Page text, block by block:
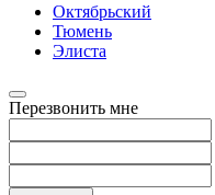
Октябрьский
Тюмень
Элиста
Перезвонить мне